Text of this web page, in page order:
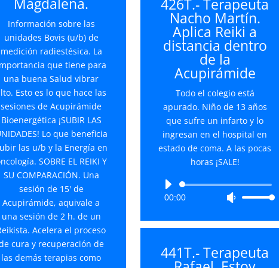
aumentar
Información sobre las
unidades Bovis (u/b) de
medición radiestésica. La
que tiene para
una buena Salud vibrar
Esto es lo que hace las
sesiones de Acupirámide
Bioenergética ¡SUBIR LAS
Lo que beneficia
las u/b y la Energía en
SOBRE EL REIKI Y
SU COMPARACIÓN. Una
sesión de 15' de
Acupirámide, aquivale a
una sesión de 2 h. de un
Acelera el proceso
cura y recuperación de
las demás terapias como
flecha
arriba/abajo
para
aumentar
disminuir
426T.- Terapeuta
Nacho Martín.
Aplica Reiki a
distancia dentro
de la
Acupirámide
Todo el colegio está
apurado. Niño de 13 años
que sufre un infarto y lo
ingresan en el hospital en
estado de coma. A las pocas
horas ¡SALE!
Reproductor
00:00
Utiliza
flecha
441T.- Terapeuta